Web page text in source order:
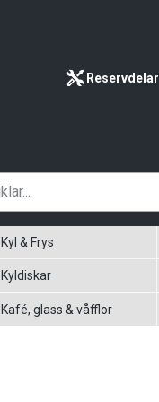
Reservdelar
Kyl & Frys
Kyldiskar
Kafé, glass & våfflor